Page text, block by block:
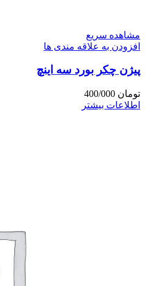
مشاهده سریع
افزودن به علاقه مندی ها
پیژن چکر بورد سه اینچ
تومان
اطلاعات بیشتر